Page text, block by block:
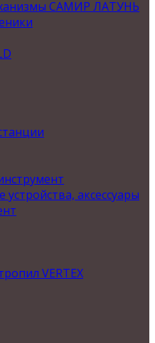
САМИР ЛАТУНЬ
аксессуары
VERTEX